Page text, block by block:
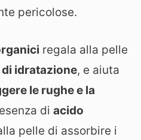
pericolose.
regala alla pelle
idratazione, e aiuta
le rughe e la
di acido
pelle di assorbire i